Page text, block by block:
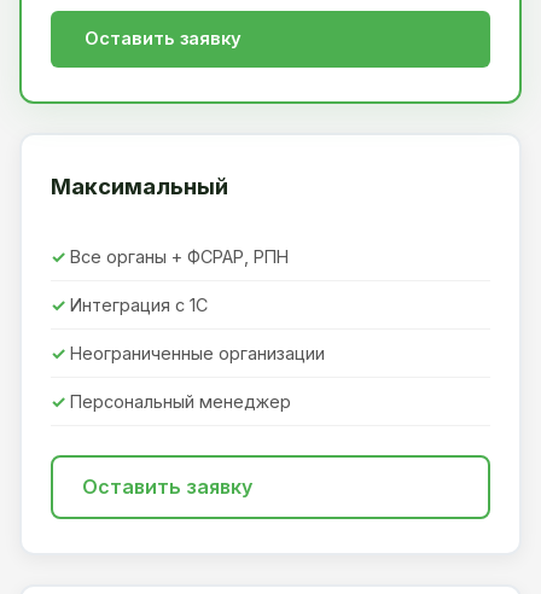
Оставить заявку
Максимальный
Все органы + ФСРАР, РПН
Интеграция с 1С
Неограниченные организации
Персональный менеджер
Оставить заявку